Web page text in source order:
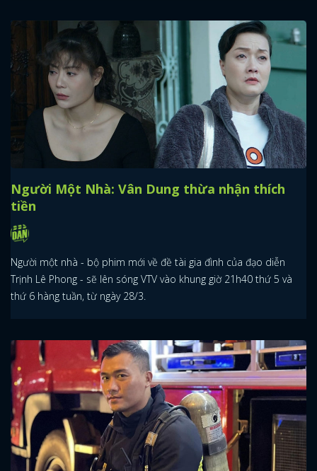
Người Một Nhà: Vân Dung thừa nhận thích
tiền
Người một nhà - bộ phim mới về đề tài gia đình của đạo diễn
Trịnh Lê Phong - sẽ lên sóng VTV vào khung giờ 21h40 thứ 5 và
thứ 6 hàng tuần, từ ngày 28/3.